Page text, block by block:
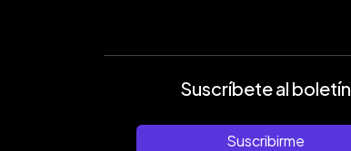
Suscríbete al boletín
Suscribirme